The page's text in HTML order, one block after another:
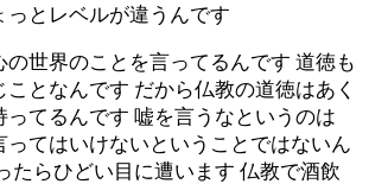
っとレベルが違うんです
の世界のことを言ってるんです 道徳も
ことなんです だから仏教の道徳はあく
ってるんです 嘘を言うなというのは
ってはいけないということではないん
たらひどい目に遭います 仏教で酒飲